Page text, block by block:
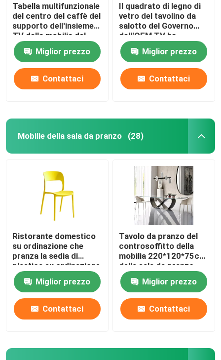
Tabella multifunzionale
del centro del caffè del
supporto dell'insieme
TV della mobilia del
salone
Miglior prezzo
Contattaci
Il quadrato di legno di
vetro del tavolino da
salotto del Governo
dell'OEM TV ha
modellato lo
stoccaggio facile
Miglior prezzo
Contattaci
Mobilie della sala da pranzo (28)
Ristorante domestico
su ordinazione che
pranza la sedia di
plastica su ordinazione
di multi colore
moderno della sedia
Miglior prezzo
Contattaci
Tavolo da pranzo del
controsoffitto della
mobilia 220*120*75cm
della sala da pranzo
della casa dell'OEM
Miglior prezzo
Contattaci